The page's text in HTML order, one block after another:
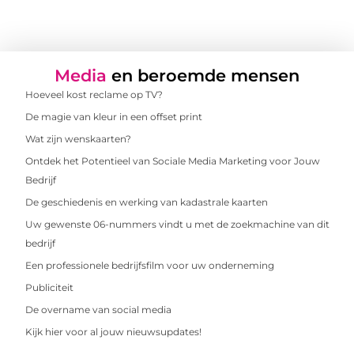
Media en beroemde mensen
Hoeveel kost reclame op TV?
De magie van kleur in een offset print
Wat zijn wenskaarten?
Ontdek het Potentieel van Sociale Media Marketing voor Jouw
Bedrijf
De geschiedenis en werking van kadastrale kaarten
Uw gewenste 06-nummers vindt u met de zoekmachine van dit
bedrijf
Een professionele bedrijfsfilm voor uw onderneming
Publiciteit
De overname van social media
Kijk hier voor al jouw nieuwsupdates!